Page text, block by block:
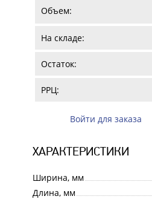
Объем:
На складе:
Остаток:
РРЦ:
Войти для заказа
ХАРАКТЕРИСТИКИ
Ширина, мм
Длина, мм